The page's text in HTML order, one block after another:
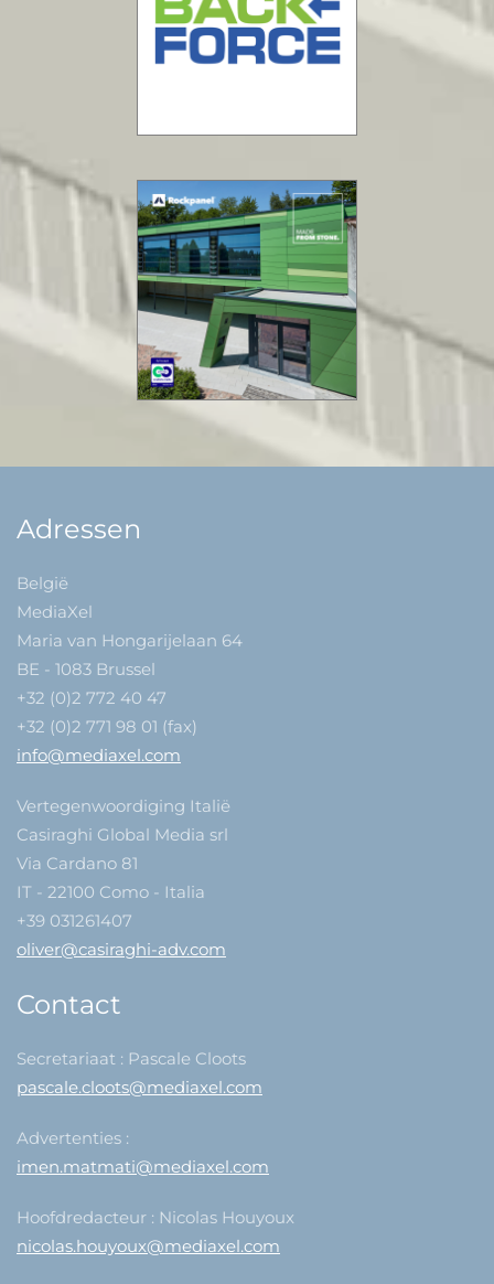
Adressen
België
MediaXel
Maria van Hongarijelaan 64
BE - 1083 Brussel
+32 (0)2 772 40 47
+32 (0)2 771 98 01 (fax)
info@mediaxel.com
Vertegenwoordiging Italië
Casiraghi Global Media srl
Via Cardano 81
IT - 22100 Como - Italia
+39 031261407
oliver@casiraghi-adv.com
Contact
Secretariaat : Pascale Cloots
pascale.cloots@mediaxel.com
Advertenties :
imen.matmati@mediaxel.com
Hoofdredacteur : Nicolas Houyoux
nicolas.houyoux@mediaxel.com